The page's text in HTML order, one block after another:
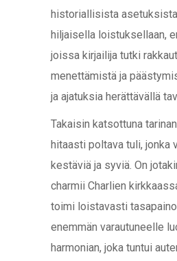
historiallisista
hiljaisella loistuksellaan,
joissa kirjailija tutki
menettämistä ja
ja ajatuksia herättävällä
Takaisin katsottuna
hitaasti poltava tuli, jonka
kestäviä ja syviä. On
charmii Charlien
toimi loistavasti
enemmän varautuneelle
harmonian, joka tuntui